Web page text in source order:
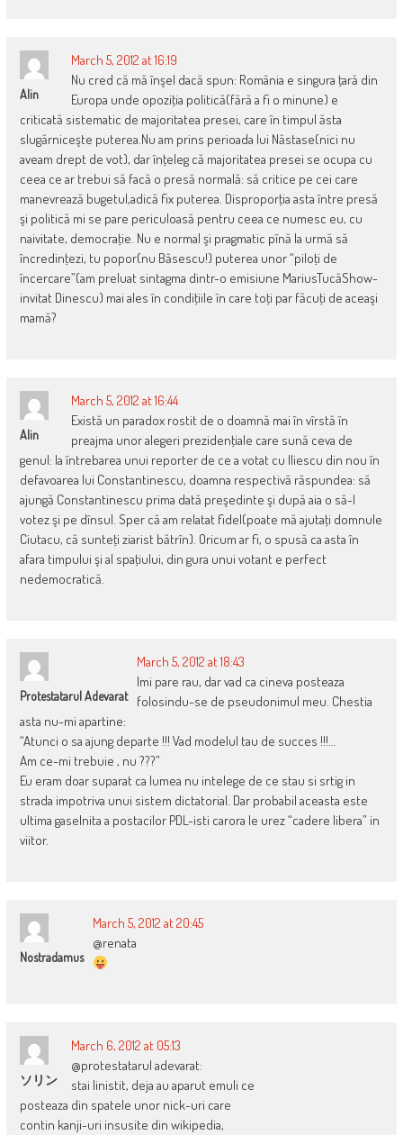
Alin
March 5, 2012 at 16:19
Nu cred că mă înşel dacă spun: România e singura ţară din
Europa unde opoziţia politică(fără a fi o minune) e
criticată sistematic de majoritatea presei, care în timpul ăsta
slugărniceşte puterea.Nu am prins perioada lui Năstase(nici nu
aveam drept de vot), dar înţeleg că majoritatea presei se ocupa cu
ceea ce ar trebui să facă o presă normală: să critice pe cei care
manevrează bugetul,adică fix puterea. Disproporţia asta între presă
şi politică mi se pare periculoasă pentru ceea ce numesc eu, cu
naivitate, democraţie. Nu e normal şi pragmatic pînă la urmă să
încredinţezi, tu popor(nu Băsescu!) puterea unor “piloţi de
încercare”(am preluat sintagma dintr-o emisiune MariusTucăShow-
invitat Dinescu) mai ales în condiţiile în care toţi par făcuţi de aceaşi
mamă?
Alin
March 5, 2012 at 16:44
Există un paradox rostit de o doamnă mai în vîrstă în
preajma unor alegeri prezidenţiale care sună ceva de
genul: la întrebarea unui reporter de ce a votat cu Iliescu din nou în
defavoarea lui Constantinescu, doamna respectivă răspundea: să
ajungă Constantinescu prima dată preşedinte şi după aia o să-l
votez şi pe dînsul. Sper că am relatat fidel(poate mă ajutaţi domnule
Ciutacu, că sunteţi ziarist bătrîn). Oricum ar fi, o spusă ca asta în
afara timpului şi al spaţiului, din gura unui votant e perfect
nedemocratică.
Protestatarul Adevarat
March 5, 2012 at 18:43
Imi pare rau, dar vad ca cineva posteaza
folosindu-se de pseudonimul meu. Chestia
asta nu-mi apartine:
“Atunci o sa ajung departe !!! Vad modelul tau de succes !!!…
Am ce-mi trebuie , nu ???”
Eu eram doar suparat ca lumea nu intelege de ce stau si srtig in
strada impotriva unui sistem dictatorial. Dar probabil aceasta este
ultima gaselnita a postacilor PDL-isti carora le urez “cadere libera” in
viitor.
Nostradamus
March 5, 2012 at 20:45
@renata
ソリン
March 6, 2012 at 05:13
@protestatarul adevarat:
stai linistit, deja au aparut emuli ce
posteaza din spatele unor nick-uri care
contin kanji-uri insusite din wikipedia,